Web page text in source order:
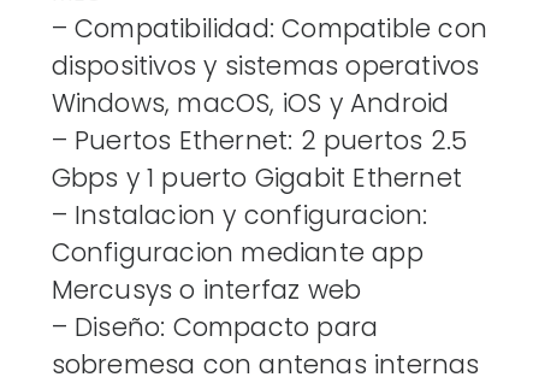
– Compatibilidad: Compatible con
dispositivos y sistemas operativos
Windows, macOS, iOS y Android
– Puertos Ethernet: 2 puertos 2.5
Gbps y 1 puerto Gigabit Ethernet
– Instalacion y configuracion:
Configuracion mediante app
Mercusys o interfaz web
– Diseño: Compacto para
sobremesa con antenas internas